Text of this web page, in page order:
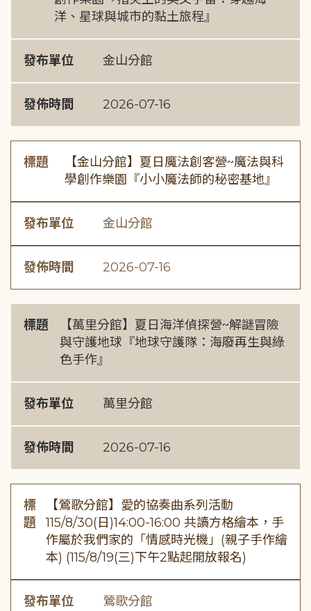
洋、星球與城市的黏土旅程』
發布單位 金山分館
發佈時間 2026-07-16
標題
【金山分館】夏日魔法創客營~魔法與科
學創作樂園『小小魔法師的秘密基地』
發布單位 金山分館
發佈時間 2026-07-16
標題
【萬里分館】夏日海洋偵探營~解謎冒險
與守護地球『地球守護隊：海廢再生與綠
色手作』
發布單位 萬里分館
發佈時間 2026-07-16
標
題
【鶯歌分館】愛的協奏曲系列活動
115/8/30(日)14:00-16:00 共讀方格繪本，手
作屬於我們家的「情感時光機」(親子手作繪
本) (115/8/19(三)下午2點起開放報名)
發布單位 鶯歌分館